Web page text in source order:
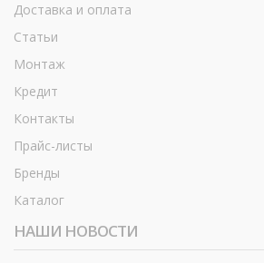
Доставка и оплата
Статьи
Монтаж
Кредит
Контакты
Прайс-листы
Бренды
Каталог
НАШИ НОВОСТИ